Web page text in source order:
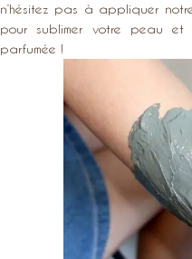
n’hésitez pas à appliquer
pour sublimer votre peau
parfumée !